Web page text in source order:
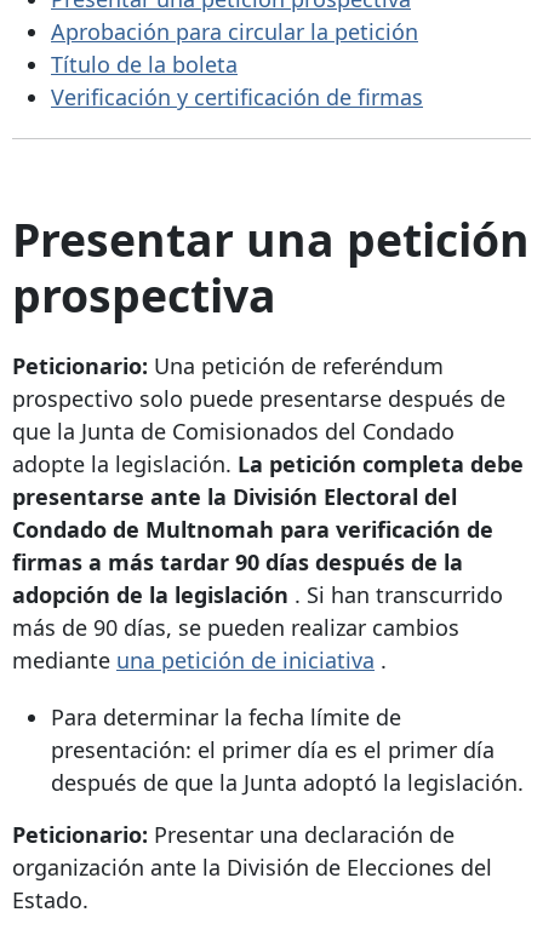
Aprobación para circular la petición
Título de la boleta
Verificación y certificación de firmas
Presentar una petición
prospectiva
Peticionario: Una petición de referéndum
prospectivo solo puede presentarse después de
que la Junta de Comisionados del Condado
adopte la legislación. La petición completa debe
presentarse ante la División Electoral del
Condado de Multnomah para verificación de
firmas a más tardar 90 días después de la
adopción de la legislación . Si han transcurrido
más de 90 días, se pueden realizar cambios
mediante una petición de iniciativa .
Para determinar la fecha límite de
presentación: el primer día es el primer día
después de que la Junta adoptó la legislación.
Peticionario: Presentar una declaración de
organización ante la División de Elecciones del
Estado.